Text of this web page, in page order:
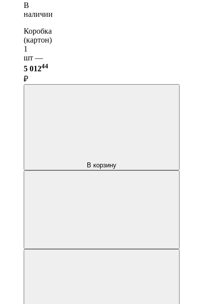
В
наличии
Коробка
(картон)
1
шт —
5 01244
₽
В корзину